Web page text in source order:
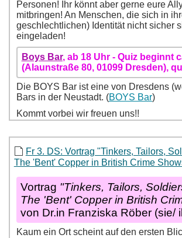
Fr 3. DS: Vortrag "Tinkers, Tailors,
The 'Bent' Copper in British Crime